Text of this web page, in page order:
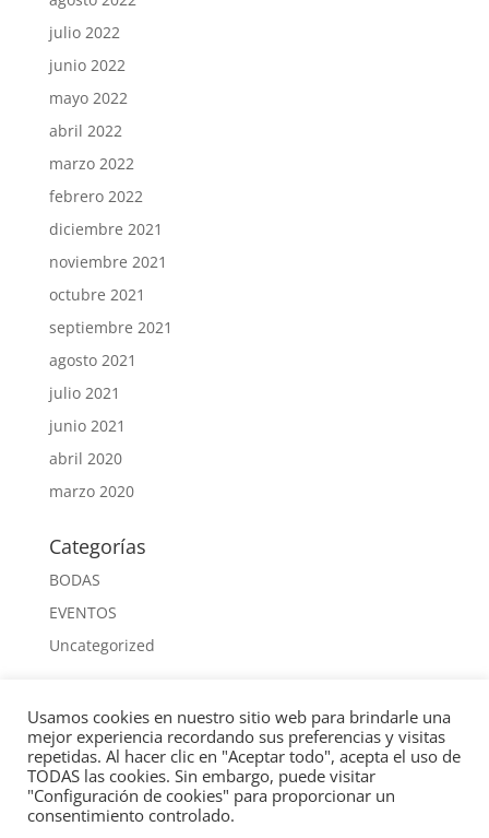
julio 2022
junio 2022
mayo 2022
abril 2022
marzo 2022
febrero 2022
diciembre 2021
noviembre 2021
octubre 2021
septiembre 2021
agosto 2021
julio 2021
junio 2021
abril 2020
marzo 2020
Categorías
BODAS
EVENTOS
Uncategorized
Acceder
Feed de entradas
Feed de comentarios
Usamos cookies en nuestro sitio web para brindarle una
mejor experiencia recordando sus preferencias y visitas
repetidas. Al hacer clic en "Aceptar todo", acepta el uso de
TODAS las cookies. Sin embargo, puede visitar
"Configuración de cookies" para proporcionar un
consentimiento controlado.